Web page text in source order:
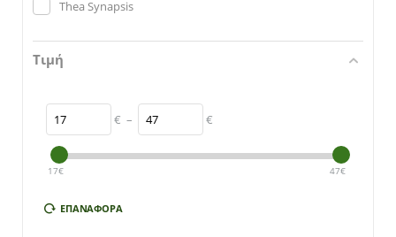
Thea Synapsis
Τιμή
€ – €
17€ 47€
ΕΠΑΝΑΦΟΡΆ